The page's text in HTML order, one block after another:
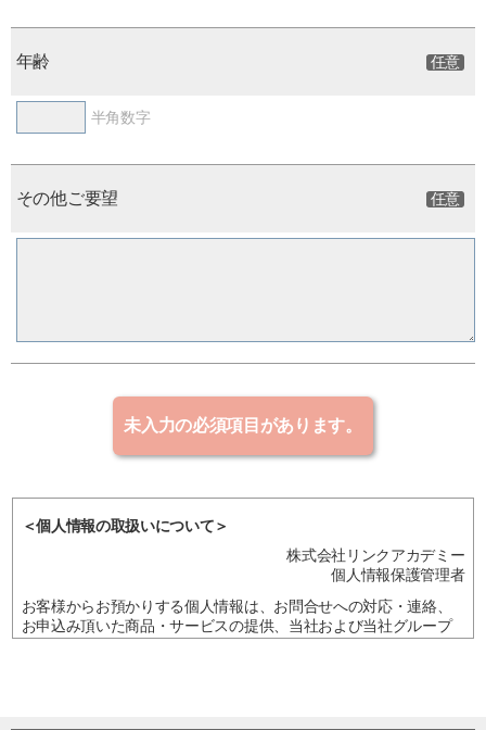
年齢
半角数字
その他ご要望
＜個人情報の取扱いについて＞
株式会社リンクアカデミー
個人情報保護管理者
お客様からお預かりする個人情報は、お問合せへの対応・連絡、
お申込み頂いた商品・サービスの提供、当社および当社グループ